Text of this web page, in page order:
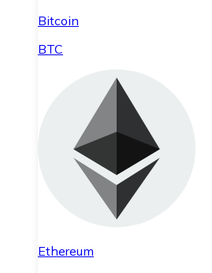
Bitcoin
BTC
Ethereum